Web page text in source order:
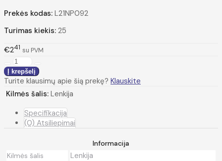
Prekės kodas: L21NP092
Turimas kiekis: 25
€241 su PVM
Turite klausimų apie šią prekę? Klauskite
Kilmės šalis: Lenkija
Specifikacija
(0) Atsiliepimai
Informacija
Kilmės šalis
Lenkija